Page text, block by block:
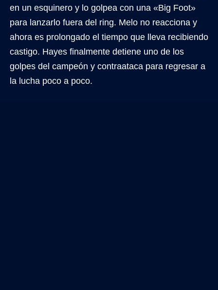
en un esquinero y lo golpea con una «Big Foot»
para lanzarlo fuera del ring. Melo no reacciona y
ahora es prolongado el tiempo que lleva recibiendo
castigo. Hayes finalmente detiene uno de los
golpes del campeón y contraataca para regresar a
la lucha poco a poco.